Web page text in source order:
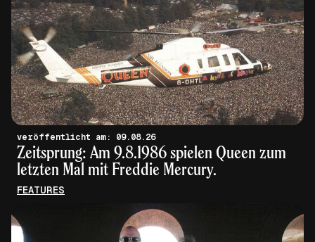
veröffentlicht am: 09.08.26
Zeitsprung: Am 9.8.1986 spielen Queen zum
letzten Mal mit Freddie Mercury.
FEATURES